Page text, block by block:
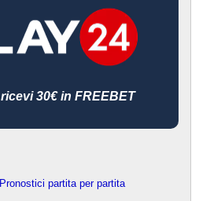
ricevi 30€ in FREEBET
Pronostici partita per partita